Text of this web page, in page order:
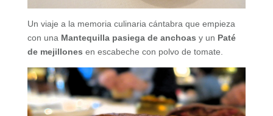
Un viaje a la memoria culinaria cántabra que empieza
con una Mantequilla pasiega de anchoas y un Paté
de mejillones en escabeche con polvo de tomate.